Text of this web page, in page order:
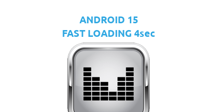
ANDROID 15
FAST LOADING 4sec